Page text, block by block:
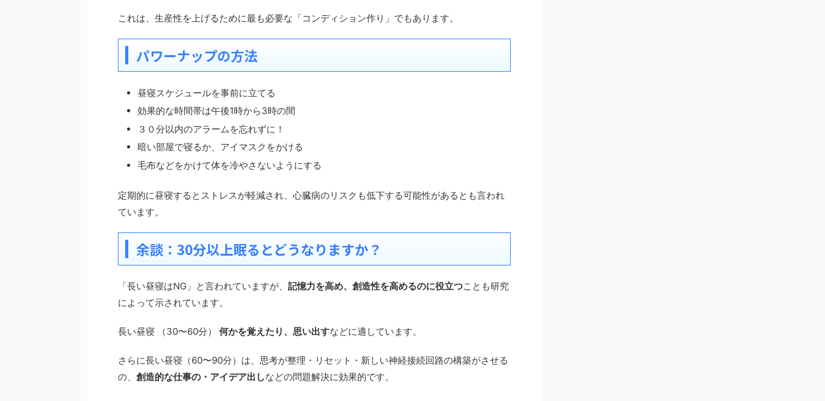
これは、生産性を上げるために最も必要な「コンディション作り」でもあります。
パワーナップの方法
昼寝スケジュールを事前に立てる
効果的な時間帯は午後1時から3時の間
３０分以内のアラームを忘れずに！
暗い部屋で寝るか、アイマスクをかける
毛布などをかけて体を冷やさないようにする
定期的に昼寝するとストレスが軽減され、心臓病のリスクも低下する可能性があるとも言われ
ています。
余談：30分以上眠るとどうなりますか？
「長い昼寝はNG」と言われていますが、 記憶力を高め、創造性を高めるのに役立つことも研究
によって示されています。
長い昼寝 （30〜60分） 何かを覚えたり、思い出すなどに適しています。
さらに長い昼寝（60〜90分）は、思考が整理・リセット・新しい神経接続回路の構築がさせる
の、 創造的な仕事の・アイデア出しなどの問題解決に効果的です。